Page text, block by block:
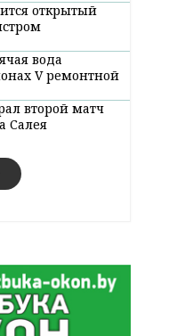
открытый
вода
V ремонтной
второй матч
Салея